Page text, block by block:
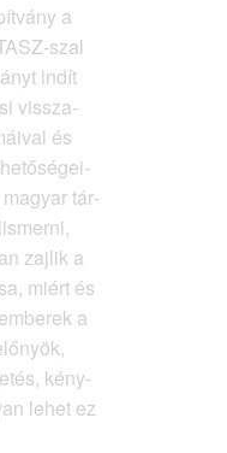
a
szal
indít
vissza­
és
magyar tár­
zaj­lik a
miért és
a
kény­
lehet ez